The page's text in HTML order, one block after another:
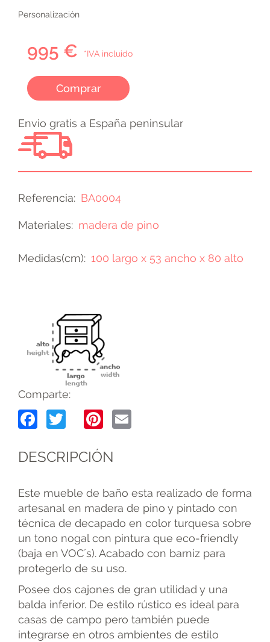
Personalización
995 € *IVA incluido
Comprar
Envio gratis a España peninsular
Referencia BA0004
Materiales madera de pino
Medidas(cm) 100 largo x 53 ancho x 80 alto
Comparte:
Facebook
TwitterPinterest
DESCRIPCIÓN
Este mueble de baño esta realizado de forma
artesanal en madera de pino y pintado con
técnica de decapado en color turquesa sobre
un tono nogal con pintura que eco-friendly
(baja en VOC´s). Acabado con barniz para
protegerlo de su uso.
Posee dos cajones de gran utilidad y una
balda inferior. De estilo rústico es ideal para
casas de campo pero también puede
integrarse en otros ambientes de estilo